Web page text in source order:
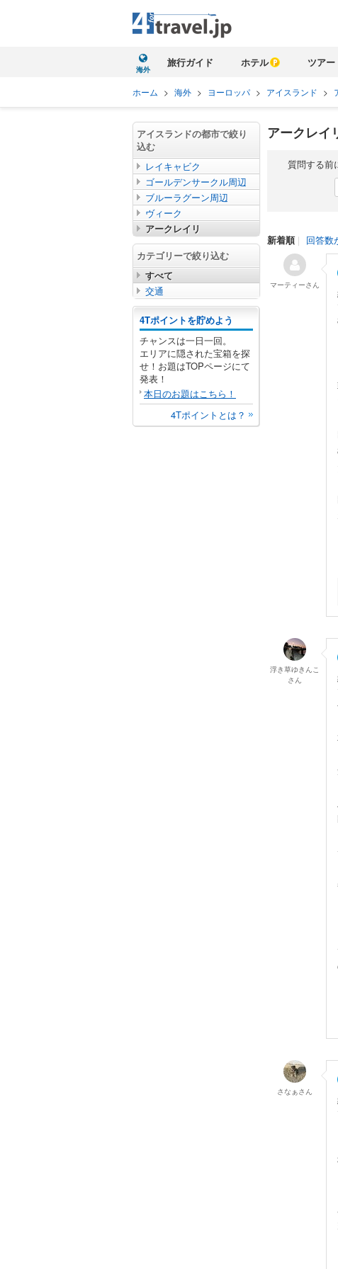
海外
旅行ガイド ホテル ツアー
ホーム > 海外 > ヨーロッパ > アイスランド >
アークレイ
質問する前
新着順｜ 回答数
マーティーさん
浮き草ゆきんこ
さん
さなぁさん
アイスランドの都市で絞り
込む
レイキャビク
ゴールデンサークル周辺
ブルーラグーン周辺
ヴィーク
アークレイリ
カテゴリーで絞り込む
すべて
交通
4Tポイントを貯めよう
チャンスは一日一回。
エリアに隠された宝箱を探
せ！お題はTOPページにて
発表！
本日のお題はこちら！
4Tポイントとは？